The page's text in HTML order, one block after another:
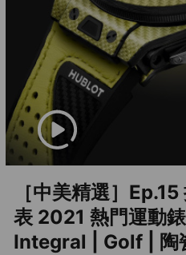
［中美精選］
表 2021 熱門運動
Integral | Golf | 陶